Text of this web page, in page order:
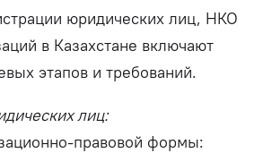
юридических лиц, НКО
в Казахстане включают
этапов и требований.
лиц:
правовой формы: